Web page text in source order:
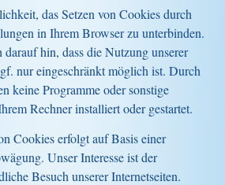
das Setzen von Cookies durch
in Ihrem Browser zu unterbinden.
hin, dass die Nutzung unserer
nur eingeschränkt möglich ist. Durch
keine Programme oder sonstige
Rechner installiert oder gestartet.
Cookies erfolgt auf Basis einer
Unser Interesse ist der
Besuch unserer Internetseiten.